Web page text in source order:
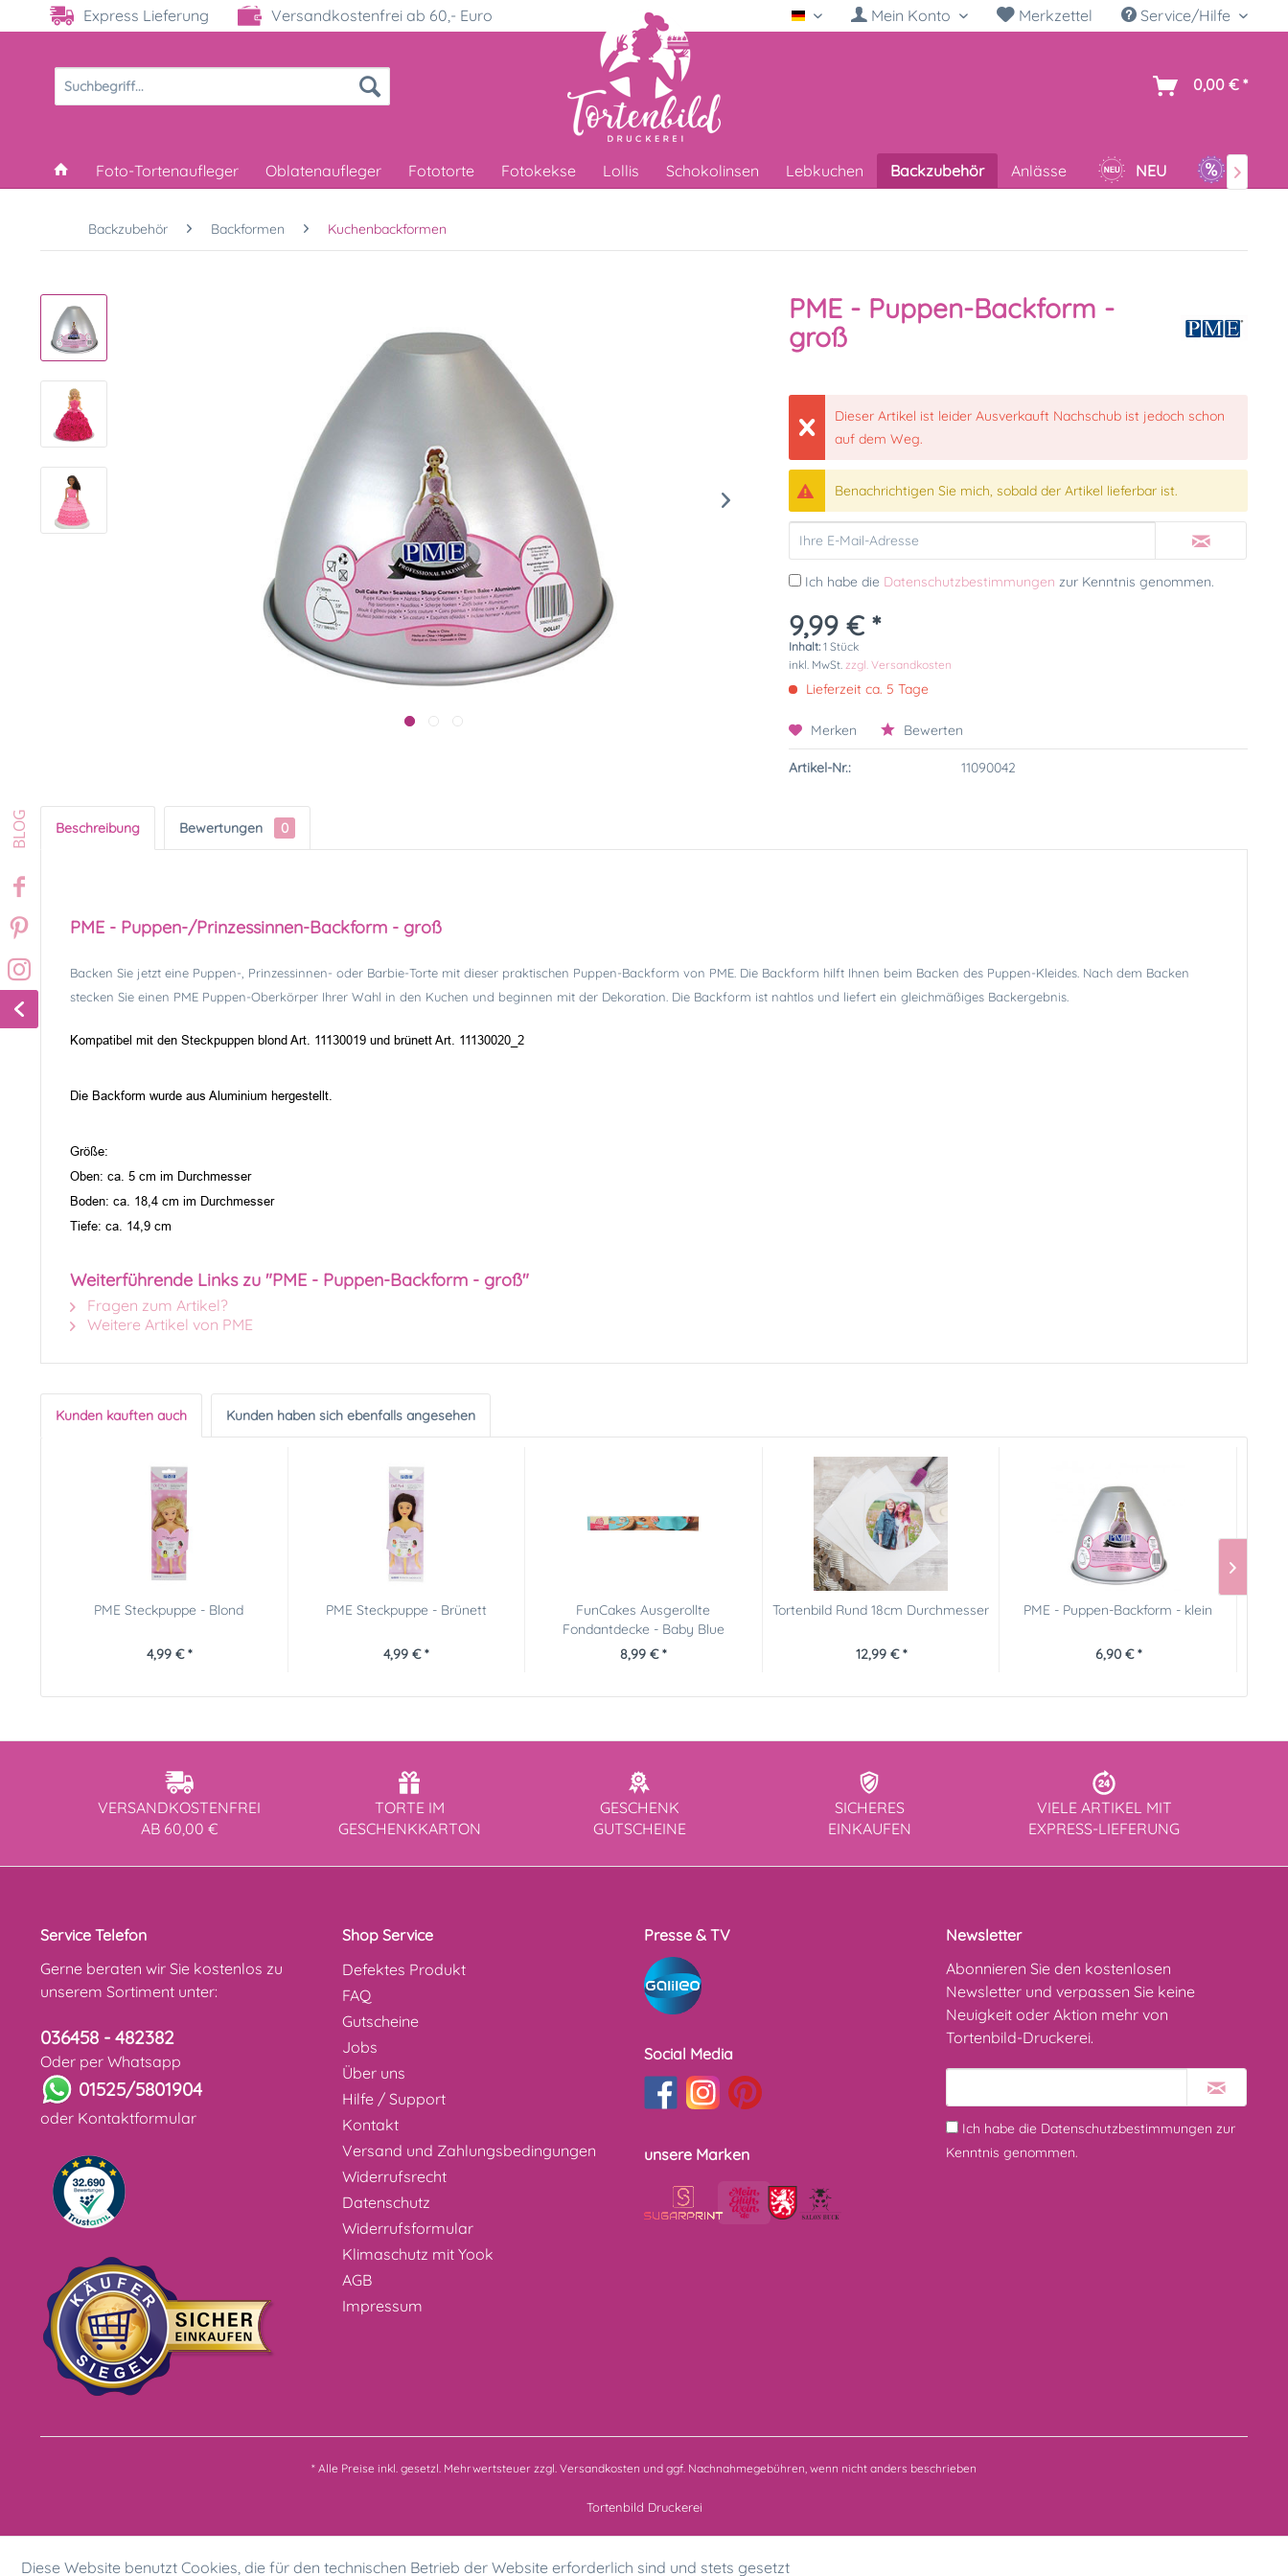
Express Lieferung Versandkostenfrei ab 60,- Euro Deutsch Mein Konto Merkzettel Service/Hilfe
0,00 € *
Foto-Tortenaufleger Oblatenaufleger Fototorte Fotokekse Lollis Schokolinsen Lebkuchen Backzubehör Anlässe NEU SALE

Backzubehör Backformen Kuchenbackformen
PME - Puppen-Backform -
groß
Dieser Artikel ist leider Ausverkauft Nachschub ist jedoch schon
auf dem Weg.
Benachrichtigen Sie mich, sobald der Artikel lieferbar ist.
Ich habe die Datenschutzbestimmungen zur Kenntnis genommen.
9,99 € *
Inhalt:1 Stück
inkl. MwSt.zzgl. Versandkosten
Lieferzeit ca. 5 Tage
Merken Bewerten
Artikel-Nr.: 11090042
Beschreibung Bewertungen 0
PME - Puppen-/Prinzessinnen-Backform - groß
Backen Sie jetzt eine Puppen-, Prinzessinnen- oder Barbie-Torte mit dieser praktischen Puppen-Backform von PME. Die Backform hilft Ihnen beim Backen des Puppen-Kleides. Nach dem Backen
stecken Sie einen PME Puppen-Oberkörper Ihrer Wahl in den Kuchen und beginnen mit der Dekoration. Die Backform ist nahtlos und liefert ein gleichmäßiges Backergebnis.
Kompatibel mit den Steckpuppen blond Art. 11130019 und brünett Art. 11130020_2
Die Backform wurde aus Aluminium hergestellt.
Größe:
Oben: ca. 5 cm im Durchmesser
Boden: ca. 18,4 cm im Durchmesser
Tiefe: ca. 14,9 cm
Weiterführende Links zu "PME - Puppen-Backform - groß"
Fragen zum Artikel?
Weitere Artikel von PME
Kunden kauften auch Kunden haben sich ebenfalls angesehen
PME Steckpuppe - Blond
4,99 € *
PME Steckpuppe - Brünett
4,99 € *
FunCakes Ausgerollte
Fondantdecke - Baby Blue
8,99 € *
Tortenbild Rund 18cm Durchmesser
12,99 € *
PME - Puppen-Backform - klein
6,90 € *
VERSANDKOSTENFREI
AB 60,00 €
TORTE IM
GESCHENKKARTON
GESCHENK
GUTSCHEINE
SICHERES
EINKAUFEN
VIELE ARTIKEL MIT
EXPRESS-LIEFERUNG
Service Telefon
Gerne beraten wir Sie kostenlos zu
unserem Sortiment unter:
036458 - 482382
Oder per Whatsapp
01525/5801904
oder Kontaktformular
Shop Service
Defektes Produkt
FAQ
Gutscheine
Jobs
Über uns
Hilfe / Support
Kontakt
Versand und Zahlungsbedingungen
Widerrufsrecht
Datenschutz
Widerrufsformular
Klimaschutz mit Yook
AGB
Impressum
Presse & TV
Social Media
unsere Marken
Newsletter
Abonnieren Sie den kostenlosen
Newsletter und verpassen Sie keine
Neuigkeit oder Aktion mehr von
Tortenbild-Druckerei.
Ich habe die Datenschutzbestimmungen zur
Kenntnis genommen.
* Alle Preise inkl. gesetzl. Mehrwertsteuer zzgl. Versandkosten und ggf. Nachnahmegebühren, wenn nicht anders beschrieben
Tortenbild Druckerei
Diese Website benutzt Cookies, die für den technischen Betrieb der Website erforderlich sind und stets gesetzt